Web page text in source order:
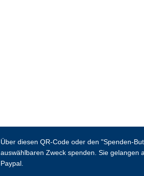
Über diesen QR-Code oder den "Spenden-
auswählbaren Zweck spenden. Sie gelangen
Paypal.